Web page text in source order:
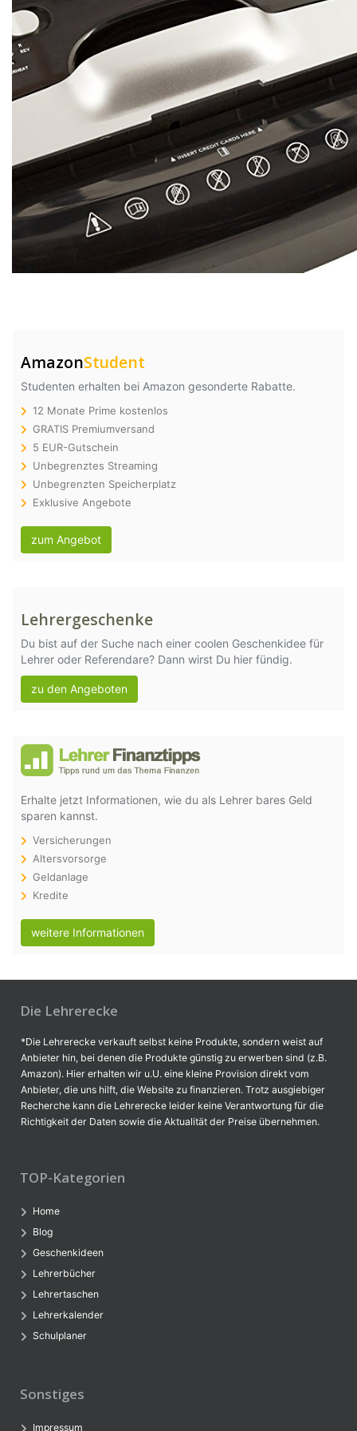
AmazonStudent
Studenten erhalten bei Amazon gesonderte Rabatte.
12 Monate Prime kostenlos
GRATIS Premiumversand
5 EUR-Gutschein
Unbegrenztes Streaming
Unbegrenzten Speicherplatz
Exklusive Angebote
zum Angebot
Lehrergeschenke
Du bist auf der Suche nach einer coolen Geschenkidee für
Lehrer oder Referendare? Dann wirst Du hier fündig.
zu den Angeboten
Erhalte jetzt Informationen, wie du als Lehrer bares Geld
sparen kannst.
Versicherungen
Altersvorsorge
Geldanlage
Kredite
weitere Informationen
Die Lehrerecke
*Die Lehrerecke verkauft selbst keine Produkte, sondern weist auf
Anbieter hin, bei denen die Produkte günstig zu erwerben sind (z.B.
Amazon). Hier erhalten wir u.U. eine kleine Provision direkt vom
Anbieter, die uns hilft, die Website zu finanzieren. Trotz ausgiebiger
Recherche kann die Lehrerecke leider keine Verantwortung für die
Richtigkeit der Daten sowie die Aktualität der Preise übernehmen.
TOP-Kategorien
Home
Blog
Geschenkideen
Lehrerbücher
Lehrertaschen
Lehrerkalender
Schulplaner
Sonstiges
Impressum